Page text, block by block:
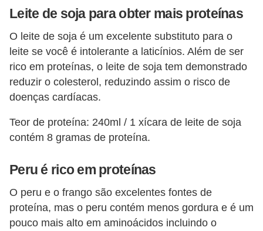
Leite de soja para obter mais proteínas
O leite de soja é um excelente substituto para o
leite se você é intolerante a laticínios. Além de ser
rico em proteínas, o leite de soja tem demonstrado
reduzir o colesterol, reduzindo assim o risco de
doenças cardíacas.
Teor de proteína: 240ml / 1 xícara de leite de soja
contém 8 gramas de proteína.
Peru é rico em proteínas
O peru e o frango são excelentes fontes de
proteína, mas o peru contém menos gordura e é um
pouco mais alto em aminoácidos incluindo o